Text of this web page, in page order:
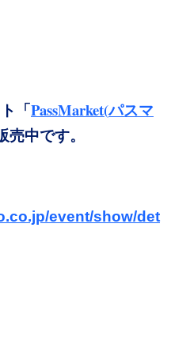
「PassMarket(パスマ
売中です。
event/show/det